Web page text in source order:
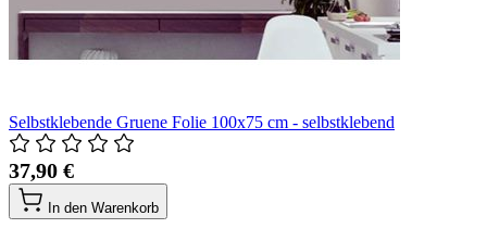
Selbstklebende Gruene Folie 100x75 cm - selbstklebend
37,90 €
In den Warenkorb